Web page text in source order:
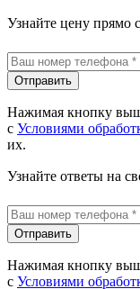
Узнайте цену прямо
Отправить
Нажимая кнопку
с Условиями
их.
Узнайте ответы на
Отправить
Нажимая кнопку
с Условиями